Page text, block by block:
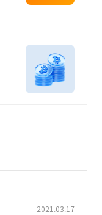
2021.03.17